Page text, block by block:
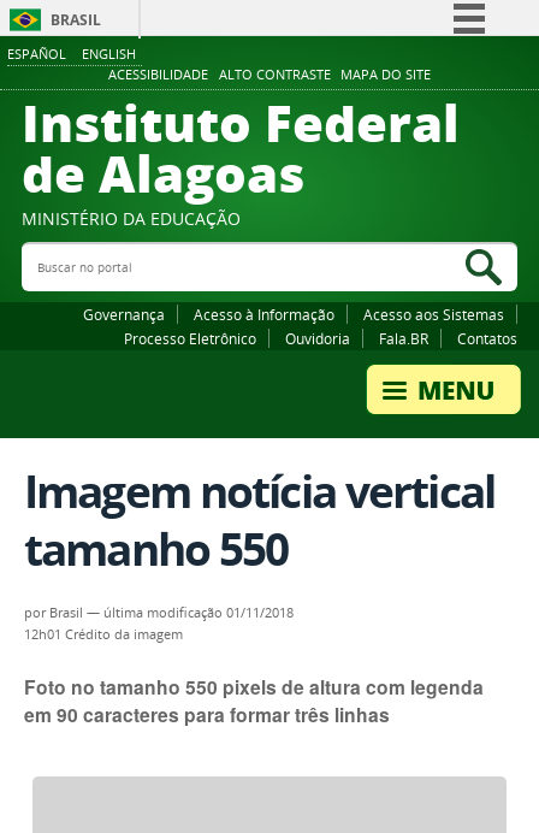
ESPAÑOL ENGLISH
ACESSIBILIDADE ALTO CONTRASTE MAPA DO SITE
BRASIL
Comunica BR
Participe
Canais
Instituto Federal
de Alagoas
MINISTÉRIO DA EDUCAÇÃO
Buscar no portal
Governança Acesso à Informação
Acesso aos Sistemas
Processo Eletrônico
Ouvidoria Fala.BR Contatos
Imagem notícia vertical
tamanho 550
por Brasil — última modificação 01/11/2018
12h01 Crédito da imagem
Foto no tamanho 550 pixels de altura com legenda
em 90 caracteres para formar três linhas